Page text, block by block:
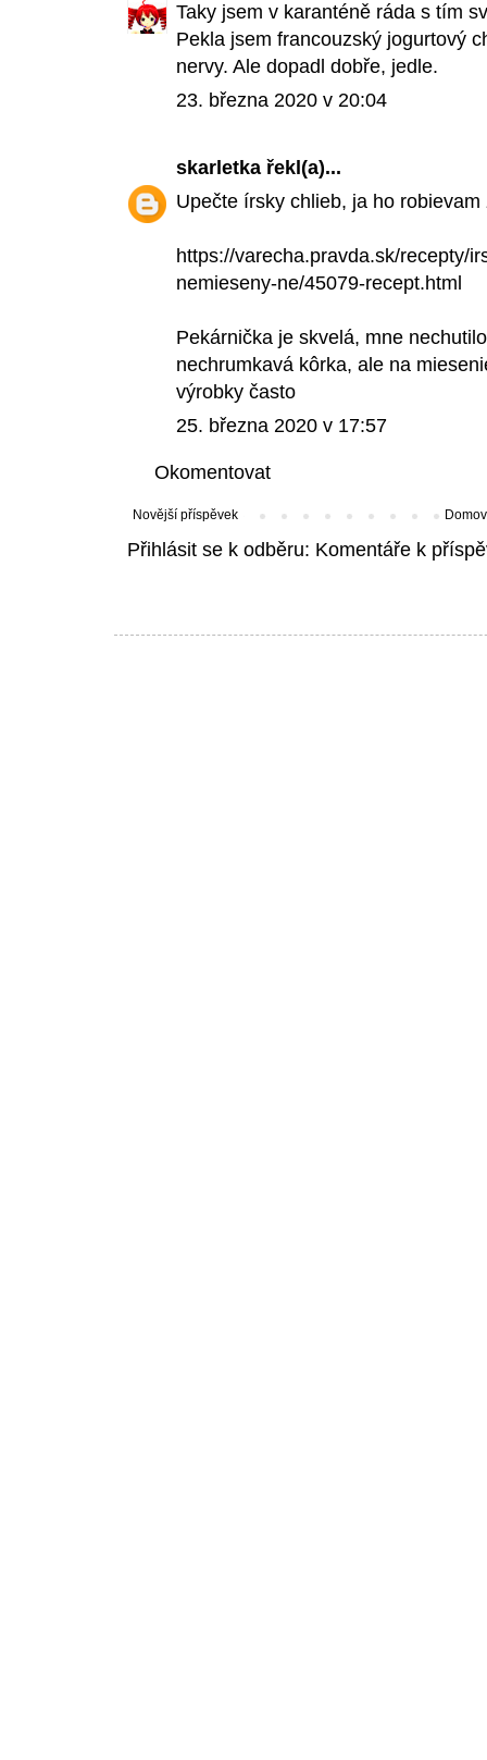
Taky jsem v karanténě ráda s tím
Pekla jsem francouzský jogurtový
nervy. Ale dopadl dobře, jedle.
23. března 2020 v 20:04
skarletka řekl(a)...
Upečte írsky chlieb, ja ho
https://varecha.pravda.sk/recepty/
nemieseny-ne/45079-recept.html
Pekárnička je skvelá, mne
nechrumkavá kôrka, ale na
výrobky často
25. března 2020 v 17:57
Okomentovat
Novější příspěvek
Přihlásit se k odběru: Komentáře k